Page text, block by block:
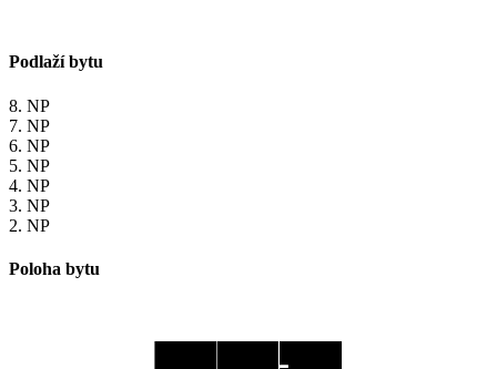
Podlaží bytu
8. NP
7. NP
6. NP
5. NP
4. NP
3. NP
2. NP
Poloha bytu